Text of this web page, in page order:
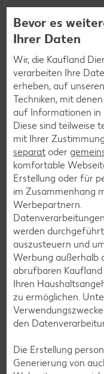
5
Das Risotto auf
darüber verteilen
Haselnüssen
Zurück zur
Weitere
Burger-Rezepte
Pizza-Rezepte
Sushi-Rezepte
Bevor es
Ihrer Daten
Wir, die Kaufland
verarbeiten Ihre
erheben, auf
Techniken, mit
auf Informationen in
Diese sind teilweise
mit Ihrer
separat oder
komfortable
Erstellung oder für
im Zusammenhang
Werbepartnern.
werden
auszusteuern und
Werbung außerhalb
abrufbaren
Ihren
zu ermöglichen.
den
Die Erstellung
Generierung von